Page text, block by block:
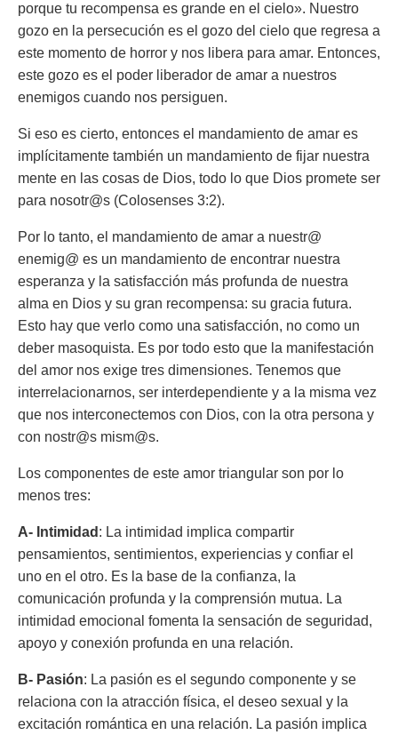
porque tu recompensa es grande en el cielo». Nuestro
gozo en la persecución es el gozo del cielo que regresa a
este momento de horror y nos libera para amar. Entonces,
este gozo es el poder liberador de amar a nuestros
enemigos cuando nos persiguen.
Si eso es cierto, entonces el mandamiento de amar es
implícitamente también un mandamiento de fijar nuestra
mente en las cosas de Dios, todo lo que Dios promete ser
para nosotr@s (Colosenses 3:2).
Por lo tanto, el mandamiento de amar a nuestr@
enemig@ es un mandamiento de encontrar nuestra
esperanza y la satisfacción más profunda de nuestra
alma en Dios y su gran recompensa: su gracia futura.
Esto hay que verlo como una satisfacción, no como un
deber masoquista. Es por todo esto que la manifestación
del amor nos exige tres dimensiones. Tenemos que
interrelacionarnos, ser interdependiente y a la misma vez
que nos interconectemos con Dios, con la otra persona y
con nostr@s mism@s.
Los componentes de este amor triangular son por lo
menos tres:
A- Intimidad : La intimidad implica compartir
pensamientos, sentimientos, experiencias y confiar el
uno en el otro. Es la base de la confianza, la
comunicación profunda y la comprensión mutua. La
intimidad emocional fomenta la sensación de seguridad,
apoyo y conexión profunda en una relación.
B- Pasión: La pasión es el segundo componente y se
relaciona con la atracción física, el deseo sexual y la
excitación romántica en una relación. La pasión implica